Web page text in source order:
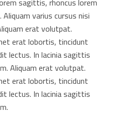
sagittis, rhoncus lorem
varius cursus nisi
erat volutpat.
erat lobortis, tincidunt
lectus. In lacinia sagittis
Aliquam erat volutpat.
erat lobortis, tincidunt
lectus. In lacinia sagittis